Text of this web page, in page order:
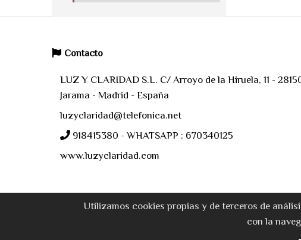
Contacto
LUZ Y CLARIDAD S.L. C/ Arroyo de la Hiruela, 11 -
Jarama - Madrid - España
luzyclaridad@telefonica.net
918415380 - WHATSAPP : 670340125
www.luzyclaridad.com
Utilizamos cookies propias y de terceros de
con la